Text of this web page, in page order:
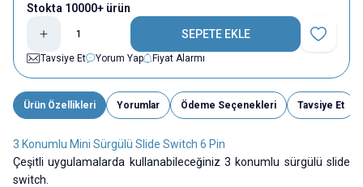
Stokta 10000+ ürün
SEPETE EKLE
Favoriye
Tavsiye Et
Yorum Yap Fiyat Alarmı
Ürün Özellikleri Yorumlar Ödeme Seçenekleri Tavsiye Et
3 Konumlu Mini Sürgülü Slide Switch 6 Pin
Çeşitli uygulamalarda kullanabileceğiniz 3 konumlu sürgülü slide
switch.